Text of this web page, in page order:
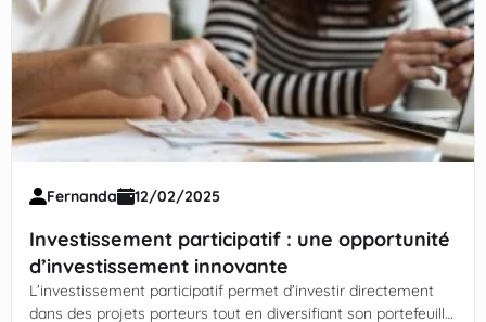
Fernanda 12/02/2025
Investissement participatif : une opportunité
d’investissement innovante
L’investissement participatif permet d’investir directement
dans des projets porteurs tout en diversifiant son portefeuille.